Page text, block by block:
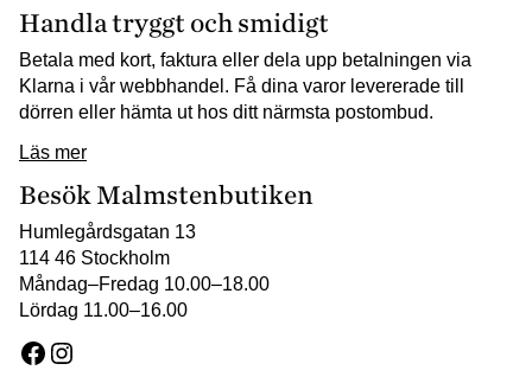
Handla tryggt och smidigt
Betala med kort, faktura eller dela upp betalningen via
Klarna i vår webbhandel. Få dina varor levererade till
dörren eller hämta ut hos ditt närmsta postombud.
Läs mer
Besök Malmstenbutiken
Humlegårdsgatan 13
114 46 Stockholm
Måndag–Fredag 10.00–18.00
Lördag 11.00–16.00
Facebook
Instagram